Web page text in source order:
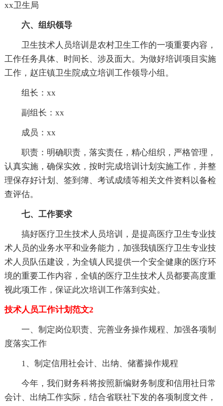
xx卫生局
六、组织领导
卫生技术人员培训是农村卫生工作的一项重要内容，
工作任务具体、时间长、涉及面大。为做好培训项目实施
工作，赵庄镇卫生院成立培训工作领导小组。
组长：xx
副组长：xx
成员：xx
职责：明确职责，落实责任，精心组织，严格管理，
认真实施，确保实效，按时完成培训计划实施工作，并整
理保存好计划、签到簿、考试成绩等相关文件资料以备检
查评估。
七、工作要求
搞好医疗卫生技术人员培训，是提高医疗卫生专业技
术人员的业务水平和业务能力，加强我镇医疗卫生专业技
术人员队伍建设，为全镇人民提供一个安全健康的医疗环
境的重要工作内容，全镇的医疗卫生技术人员都要高度重
视此项工作，保证此次培训工作落到实处。
技术人员工作计划范文2
一、制定岗位职责、完善业务操作规程、加强各项制
度落实工作
1、制定信用社会计、出纳、储蓄操作规程
今年，我们财务科将按照新编财务制度和信用社日常
会计、出纳工作实际，结合省联社下发的各项制度文件，